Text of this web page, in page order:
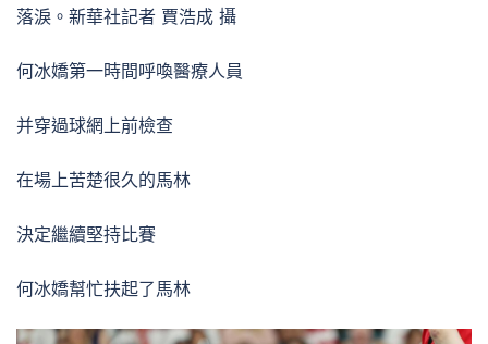
落淚。新華社記者 賈浩成 攝
何冰嬌第一時間呼喚醫療人員
并穿過球網上前檢查
在場上苦楚很久的馬林
決定繼續堅持比賽
何冰嬌幫忙扶起了馬林